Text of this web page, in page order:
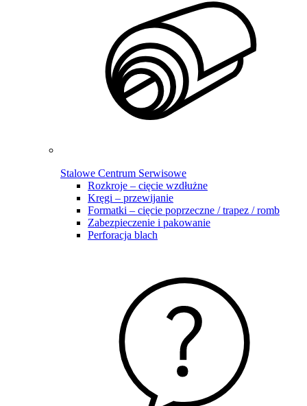
Stalowe Centrum Serwisowe
Rozkroje – cięcie wzdłużne
Kręgi – przewijanie
Formatki – cięcie poprzeczne / trapez / romb
Zabezpieczenie i pakowanie
Perforacja blach